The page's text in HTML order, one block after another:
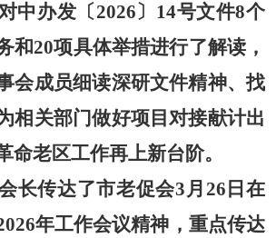
中办发〔2026〕14号文件8个
和20项具体举措进行了解读，
会成员细读深研文件精神、找
相关部门做好项目对接献计出
命老区工作再上新台阶。
长传达了市老促会3月26日在
年工作会议精神，重点传达